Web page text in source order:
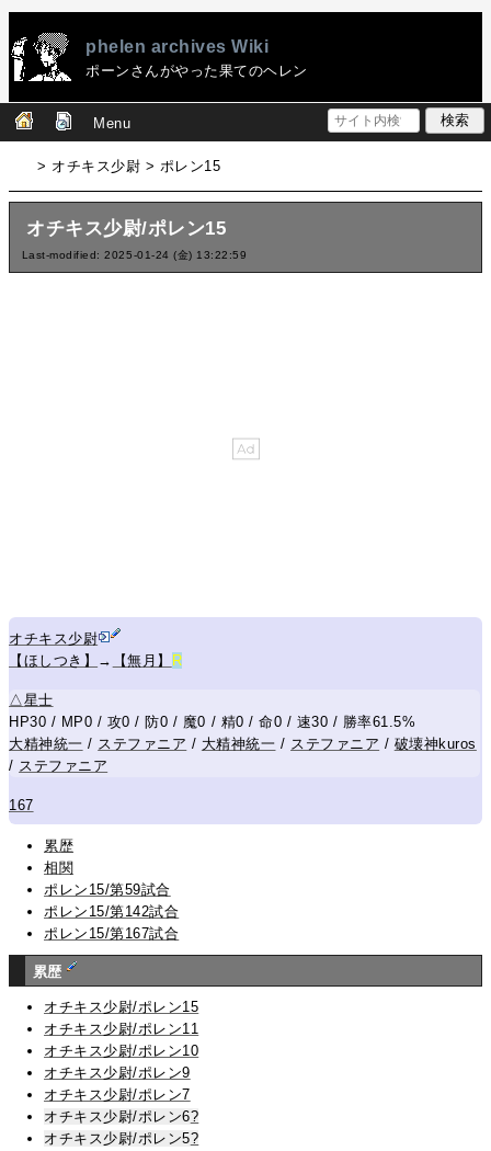
phelen archives Wiki
ポーンさんがやった果てのヘレン
Menu
> オチキス少尉 > ポレン15
オチキス少尉/ポレン15
Last-modified: 2025-01-24 (金) 13:22:59
オチキス少尉
【ほしつき】
→ 【無月】 R
△星士
HP30 / MP0 / 攻0 / 防0 / 魔0 / 精0 / 命0 / 速30 / 勝率61.5%
大精神統一 / ステファニア / 大精神統一 / ステファニア / 破壊神kuros
/ ステファニア
167
累歴
相関
ポレン15/第59試合
ポレン15/第142試合
ポレン15/第167試合
累歴
オチキス少尉/ポレン15
オチキス少尉/ポレン11
オチキス少尉/ポレン10
オチキス少尉/ポレン9
オチキス少尉/ポレン7
オチキス少尉/ポレン6?
オチキス少尉/ポレン5?